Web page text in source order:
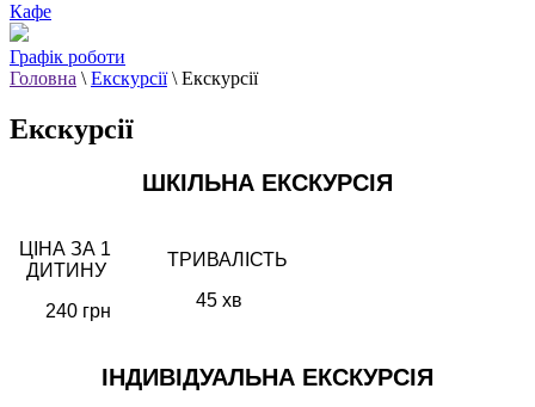
Кафе
Графік роботи
Головна \ Екскурсії\ Екскурсії
Екскурсії
ШКІЛЬНА ЕКСКУРСІЯ
ЦІНА ЗА 1
ДИТИНУ
240 грн
ТРИВАЛІСТЬ
45 хв
ІНДИВІДУАЛЬНА ЕКСКУРСІЯ